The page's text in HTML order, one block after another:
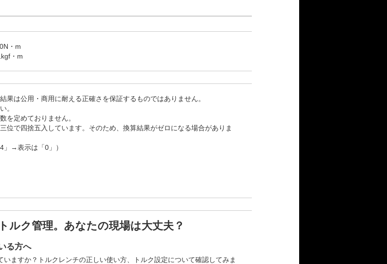
・m
・m
果は公用・商用に耐える正確さを保証するものではありません。
。
を定めておりません。
位で四捨五入しています。そのため、換算結果がゼロになる場合がありま
」→表示は「0」）
ルク管理。あなたの現場は大丈夫？
る方へ
いますか？トルクレンチの正しい使い方、トルク設定について確認してみま